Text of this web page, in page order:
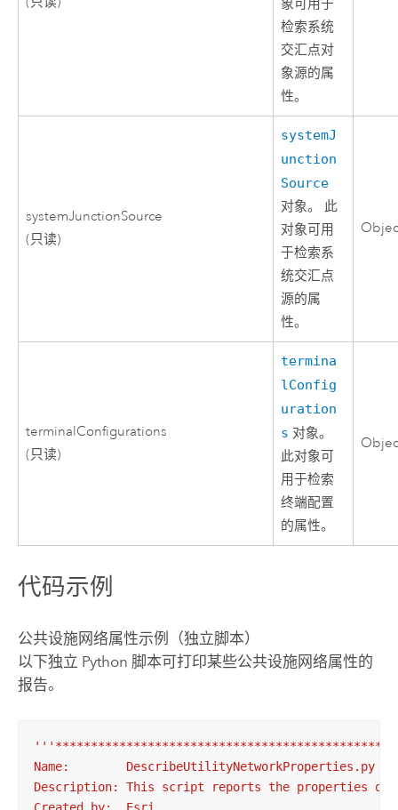
象可用于
检索系统
交汇点对
象源的属
性。
systemJunctionSource
(只读)
systemJ
unction
Source
对象。 此
对象可用
于检索系
统交汇点
源的属
性。
terminalConfigurations
(只读)
termina
lConfig
uration
s 对象。
此对象可
用于检索
终端配置
的属性。
代码示例
公共设施网络属性示例（独立脚本）
以下独立 Python 脚本可打印某些公共设施网络属性的
报告。
Name:        DescribeUtilityNetworkProperties.py
Description: This script reports the properties
Created by:  Esri